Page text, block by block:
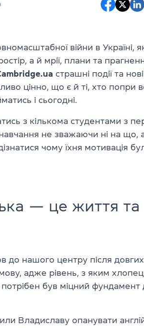
війни в Україні,
а й мрії, плани та
страшні події та
цінно, що є й ті, хто попри
і сьогодні.
з кількома студентами з
не зважаючи ні на що,
чому їхня мотивація
— це життя та
нашого центру після
адже рівень, з яким
потрібен був міцний фундамент
Владиславу опанувати